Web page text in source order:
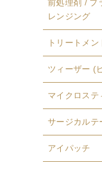
前処理剤 / プ
レンジング
トリートメン
ツィーザー (
マイクロステ
サージカルテ
アイパッチ